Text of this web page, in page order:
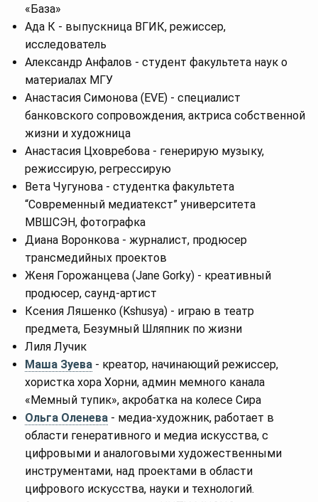
«База»
Ада К - выпускница ВГИК, режиссер,
исследователь
Александр Анфалов - студент факультета наук о
материалах МГУ
Анастасия Симонова (EVE) - специалист
банковского сопровождения, актриса собственной
жизни и художница
Анастасия Цховребова - генерирую музыку,
режиссирую, регрессирую
Вета Чугунова - студентка факультета
“Современный медиатекст” университета
МВШСЭН, фотографка
Диана Воронкова - журналист, продюсер
трансмедийных проектов
Женя Горожанцева (Jane Gorky) - креативный
продюсер, саунд-артист
Ксения Ляшенко (Kshusya) - играю в театр
предмета, Безумный Шляпник по жизни
Лиля Лучик
Маша Зуева - креатор, начинающий режиссер,
хористка хора Хорни, админ мемного канала
«Мемный тупик», акробатка на колесе Сира
Ольга Оленева - медиа-художник, работает в
области генеративного и медиа искусства, с
цифровыми и аналоговыми художественными
инструментами, над проектами в области
цифрового искусства, науки и технологий.